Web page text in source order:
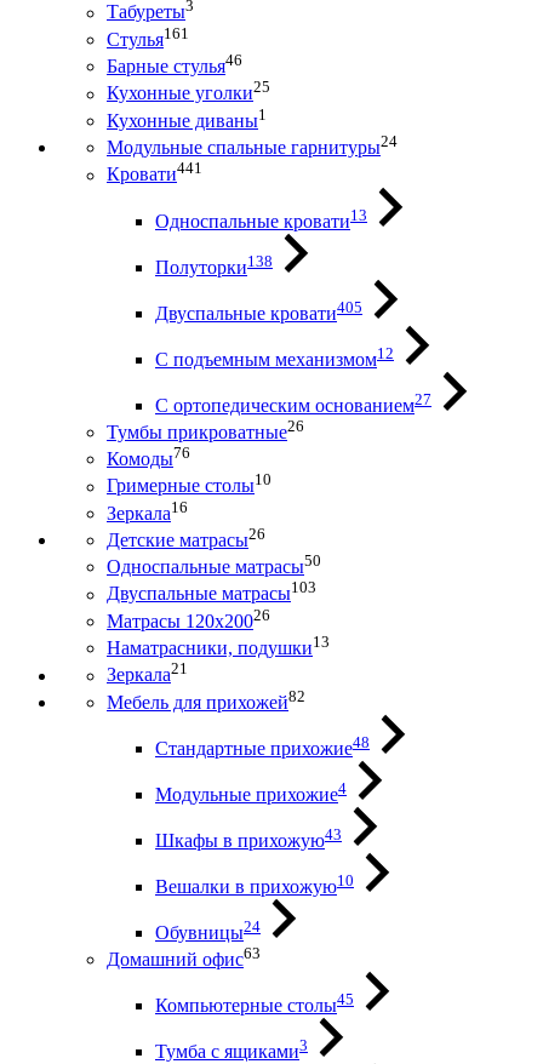
Табуреты3
Стулья161
Барные стулья46
Кухонные уголки25
Кухонные диваны1
Модульные спальные гарнитуры24
Кровати441
Односпальные кровати13
Полуторки138
Двуспальные кровати405
С подъемным механизмом12
С ортопедическим основанием27
Тумбы прикроватные26
Комоды76
Гримерные столы10
Зеркала16
Детские матрасы26
Односпальные матрасы50
Двуспальные матрасы103
Матрасы 120х20026
Наматрасники, подушки13
Зеркала21
Мебель для прихожей82
Стандартные прихожие48
Модульные прихожие4
Шкафы в прихожую43
Вешалки в прихожую10
Обувницы24
Домашний офис63
Компьютерные столы45
Тумба с ящиками3